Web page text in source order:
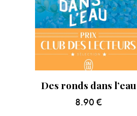
Des ronds dans l’eau
8.90 €